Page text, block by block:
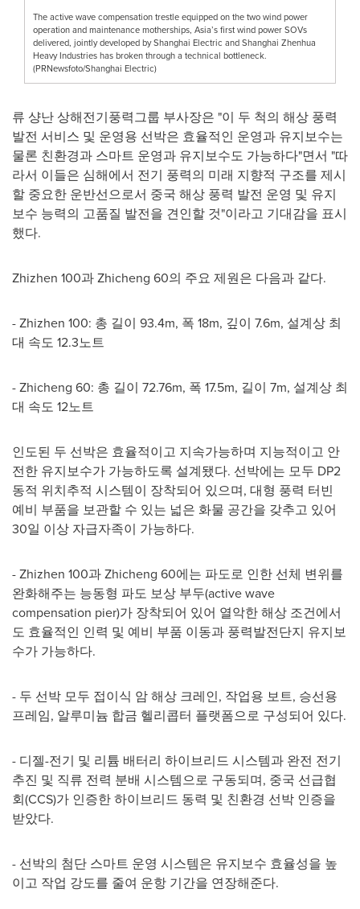
The active wave compensation trestle equipped on the two wind power
operation and maintenance motherships, Asia’s first wind power SOVs
delivered, jointly developed by Shanghai Electric and Shanghai Zhenhua
Heavy Industries has broken through a technical bottleneck.
(PRNewsfoto/Shanghai Electric)
류 샹난 상해전기풍력그룹 부사장은 "이 두 척의 해상 풍력
발전 서비스 및 운영용 선박은 효율적인 운영과 유지보수는
물론 친환경과 스마트 운영과 유지보수도 가능하다"면서 "따
라서 이들은 심해에서 전기 풍력의 미래 지향적 구조를 제시
할 중요한 운반선으로서 중국 해상 풍력 발전 운영 및 유지
보수 능력의 고품질 발전을 견인할 것"이라고 기대감을 표시
했다.
Zhizhen 100과 Zhicheng 60의 주요 제원은 다음과 같다.
- Zhizhen 100: 총 길이 93.4m, 폭 18m, 깊이 7.6m, 설계상 최
대 속도 12.3노트
- Zhicheng 60: 총 길이 72.76m, 폭 17.5m, 길이 7m, 설계상 최
대 속도 12노트
인도된 두 선박은 효율적이고 지속가능하며 지능적이고 안
전한 유지보수가 가능하도록 설계됐다. 선박에는 모두 DP2
동적 위치추적 시스템이 장착되어 있으며, 대형 풍력 터빈
예비 부품을 보관할 수 있는 넓은 화물 공간을 갖추고 있어
30일 이상 자급자족이 가능하다.
- Zhizhen 100과 Zhicheng 60에는 파도로 인한 선체 변위를
완화해주는 능동형 파도 보상 부두(active wave
compensation pier)가 장착되어 있어 열악한 해상 조건에서
도 효율적인 인력 및 예비 부품 이동과 풍력발전단지 유지보
수가 가능하다.
- 두 선박 모두 접이식 암 해상 크레인, 작업용 보트, 승선용
프레임, 알루미늄 합금 헬리콥터 플랫폼으로 구성되어 있다.
- 디젤-전기 및 리튬 배터리 하이브리드 시스템과 완전 전기
추진 및 직류 전력 분배 시스템으로 구동되며, 중국 선급협
회(CCS)가 인증한 하이브리드 동력 및 친환경 선박 인증을
받았다.
- 선박의 첨단 스마트 운영 시스템은 유지보수 효율성을 높
이고 작업 강도를 줄여 운항 기간을 연장해준다.